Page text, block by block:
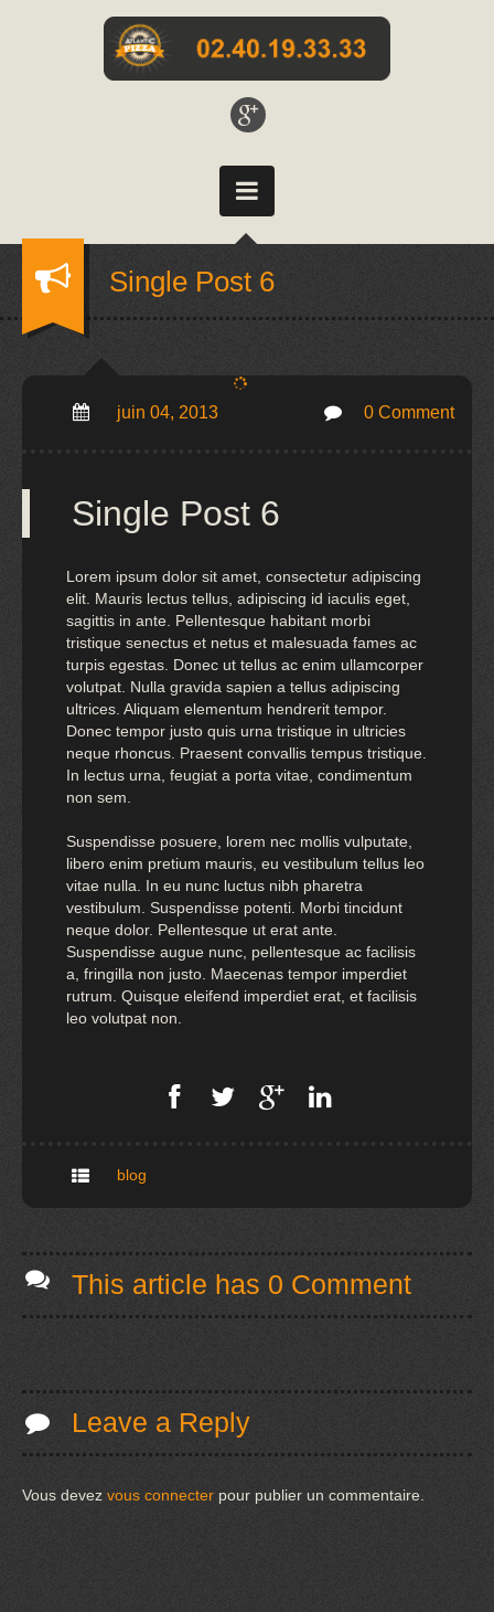
Single Post 6
juin 04, 2013 0 Comment
Single Post 6
Lorem ipsum dolor sit amet, consectetur adipiscing
elit. Mauris lectus tellus, adipiscing id iaculis eget,
sagittis in ante. Pellentesque habitant morbi
tristique senectus et netus et malesuada fames ac
turpis egestas. Donec ut tellus ac enim ullamcorper
volutpat. Nulla gravida sapien a tellus adipiscing
ultrices. Aliquam elementum hendrerit tempor.
Donec tempor justo quis urna tristique in ultricies
neque rhoncus. Praesent convallis tempus tristique.
In lectus urna, feugiat a porta vitae, condimentum
non sem.
Suspendisse posuere, lorem nec mollis vulputate,
libero enim pretium mauris, eu vestibulum tellus leo
vitae nulla. In eu nunc luctus nibh pharetra
vestibulum. Suspendisse potenti. Morbi tincidunt
neque dolor. Pellentesque ut erat ante.
Suspendisse augue nunc, pellentesque ac facilisis
a, fringilla non justo. Maecenas tempor imperdiet
rutrum. Quisque eleifend imperdiet erat, et facilisis
leo volutpat non.
blog
This article has 0 Comment
Leave a Reply
Vous devez vous connecter pour publier un commentaire.